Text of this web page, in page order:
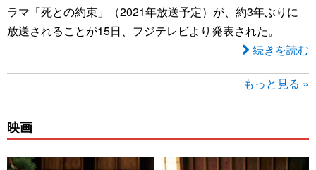
ラマ「死との約束」（2021年放送予定）が、約3年ぶりに
放送されることが15日、フジテレビより発表された。
続きを読む
もっと見る »
映画